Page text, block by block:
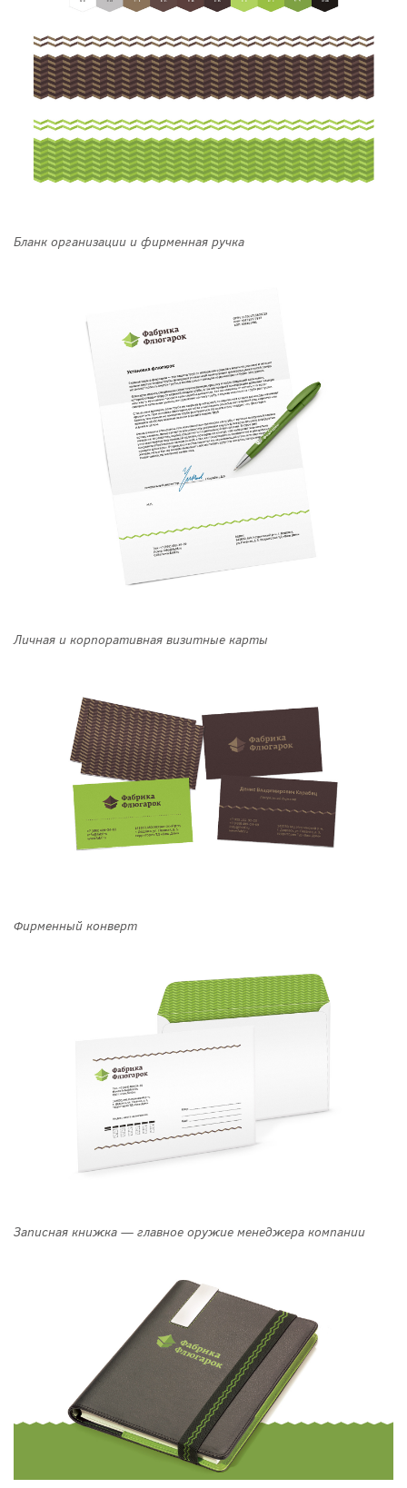
Бланк организации и фирменная ручка
Личная и корпоративная визитные карты
Фирменный конверт
Записная книжка — главное оружие менеджера компании